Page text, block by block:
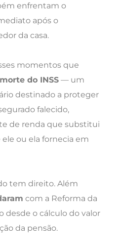
enfrentam o
após o
da casa.
momentos que
do INSS — um
destinado a proteger
falecido,
de renda que substitui
ou ela fornecia em
tem direito. Além
com a Reforma da
desde o cálculo do valor
da pensão.